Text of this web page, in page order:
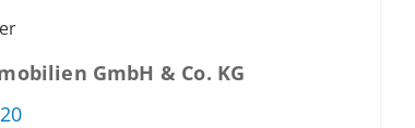
GmbH & Co. KG